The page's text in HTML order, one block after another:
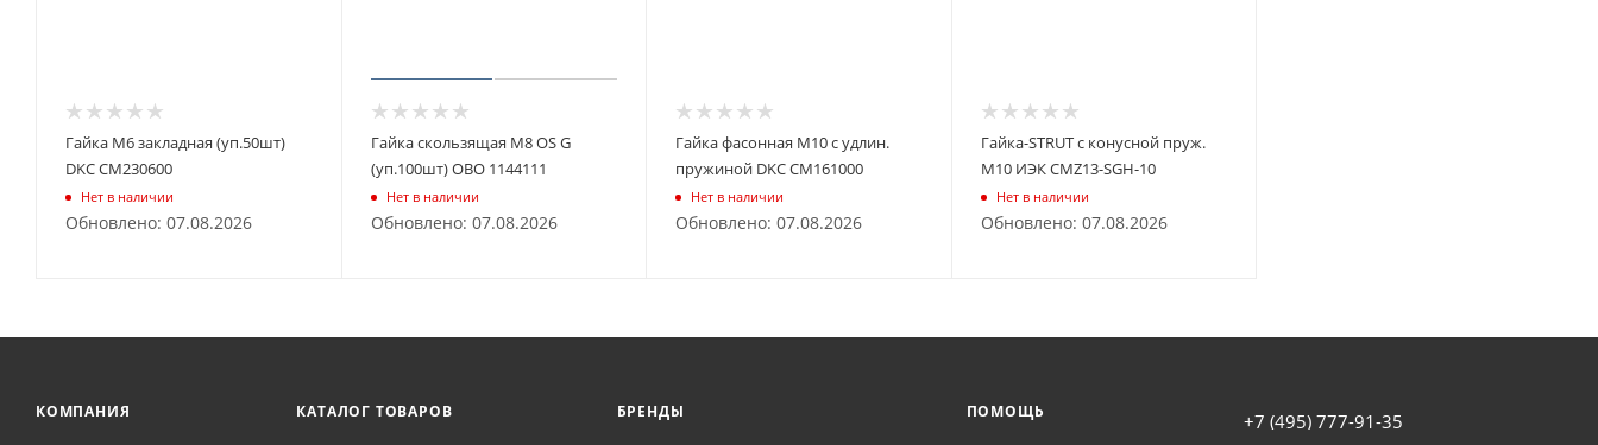
Гайка М6 закладная (уп.50шт)
DKC CM230600
Нет в наличии
Обновлено: 07.08.2026
Гайка скользящая М8 OS G
(уп.100шт) OBO 1144111
Нет в наличии
Обновлено: 07.08.2026
Гайка фасонная М10 с удлин.
пружиной DKC CM161000
Нет в наличии
Обновлено: 07.08.2026
Гайка-STRUT с конусной пруж.
М10 ИЭК CMZ13-SGH-10
Нет в наличии
Обновлено: 07.08.2026
КОМПАНИЯ КАТАЛОГ ТОВАРОВ БРЕНДЫ ПОМОЩЬ +7 (495) 777-91-35